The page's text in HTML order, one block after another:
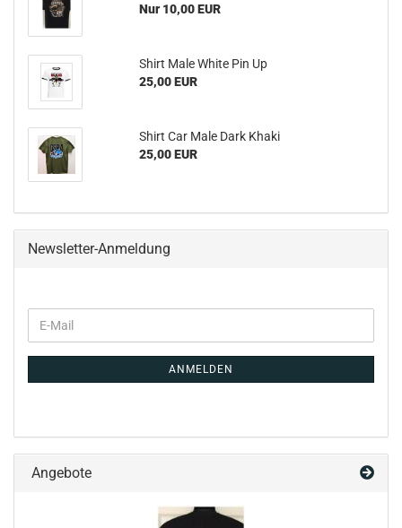
Nur 10,00 EUR
Shirt Male White Pin Up
25,00 EUR
Shirt Car Male Dark Khaki
25,00 EUR
Newsletter-Anmeldung
ANMELDEN
Angebote